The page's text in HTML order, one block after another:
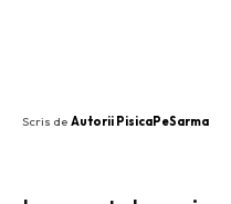
Scris de Autorii PisicaPeSarma